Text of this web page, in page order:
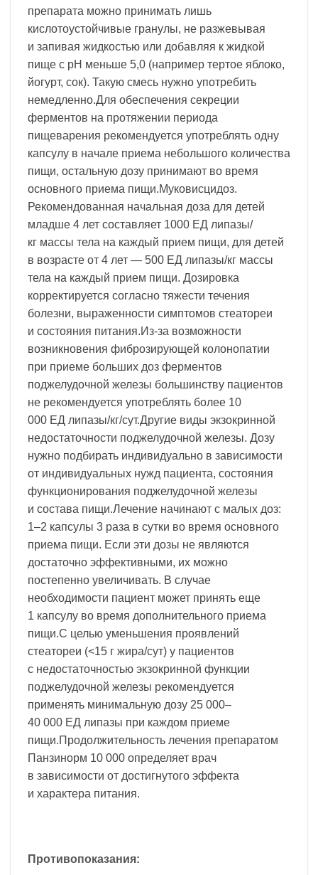
препарата можно принимать лишь
кислотоустойчивые гранулы, не разжевывая
и запивая жидкостью или добавляя к жидкой
пище с pH меньше 5,0 (например тертое яблоко,
йогурт, сок). Такую смесь нужно употребить
немедленно.Для обеспечения секреции
ферментов на протяжении периода
пищеварения рекомендуется употреблять одну
капсулу в начале приема небольшого количества
пищи, остальную дозу принимают во время
основного приема пищи.Муковисцидоз.
Рекомендованная начальная доза для детей
младше 4 лет составляет 1000 ЕД липазы/
кг массы тела на каждый прием пищи, для детей
в возрасте от 4 лет — 500 ЕД липазы/кг массы
тела на каждый прием пищи. Дозировка
корректируется согласно тяжести течения
болезни, выраженности симптомов стеатореи
и состояния питания.Из-за возможности
возникновения фиброзирующей колонопатии
при приеме больших доз ферментов
поджелудочной железы большинству пациентов
не рекомендуется употреблять более 10
000 ЕД липазы/кг/сут.Другие виды экзокринной
недостаточности поджелудочной железы. Дозу
нужно подбирать индивидуально в зависимости
от индивидуальных нужд пациента, состояния
функционирования поджелудочной железы
и состава пищи.Лечение начинают с малых доз:
1–2 капсулы 3 раза в сутки во время основного
приема пищи. Если эти дозы не являются
достаточно эффективными, их можно
постепенно увеличивать. В случае
необходимости пациент может принять еще
1 капсулу во время дополнительного приема
пищи.С целью уменьшения проявлений
стеатореи (<15 г жира/сут) у пациентов
с недостаточностью экзокринной функции
поджелудочной железы рекомендуется
применять минимальную дозу 25 000–
40 000 ЕД липазы при каждом приеме
пищи.Продолжительность лечения препаратом
Панзинорм 10 000 определяет врач
в зависимости от достигнутого эффекта
и характера питания.
Противопоказания: